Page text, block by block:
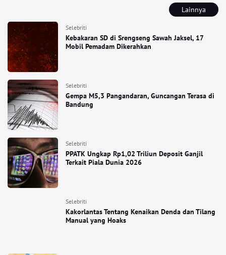
Lainnya
Selebriti
Kebakaran SD di Srengseng Sawah Jaksel, 17
Mobil Pemadam Dikerahkan
Selebriti
Gempa M5,3 Pangandaran, Guncangan Terasa di
Bandung
Selebriti
PPATK Ungkap Rp1,02 Triliun Deposit Ganjil
Terkait Piala Dunia 2026
Selebriti
Kakorlantas Tentang Kenaikan Denda dan Tilang
Manual yang Hoaks